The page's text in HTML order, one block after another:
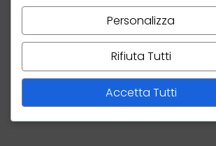
Scarica l'App
Personalizza
Rifiuta Tutti
Accetta Tutti